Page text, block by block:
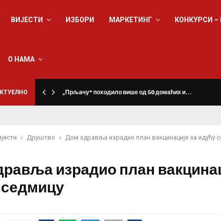
ВИЈЕСТИ ИЗБОРИ МАРКЕТИНГ КОНКУРСИ
О НАМА
„Прљачу“ походило више од 50 домаћих и…
Друштво Дом здравља израдио план вакцинације за идућу
израдио план